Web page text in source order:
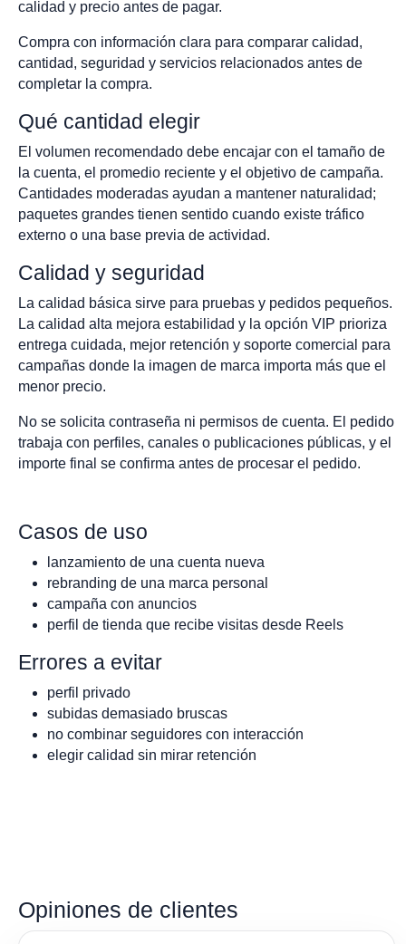
calidad y precio antes de pagar.
Compra con información clara para comparar calidad,
cantidad, seguridad y servicios relacionados antes de
completar la compra.
Qué cantidad elegir
El volumen recomendado debe encajar con el tamaño de
la cuenta, el promedio reciente y el objetivo de campaña.
Cantidades moderadas ayudan a mantener naturalidad;
paquetes grandes tienen sentido cuando existe tráfico
externo o una base previa de actividad.
Calidad y seguridad
La calidad básica sirve para pruebas y pedidos pequeños.
La calidad alta mejora estabilidad y la opción VIP prioriza
entrega cuidada, mejor retención y soporte comercial para
campañas donde la imagen de marca importa más que el
menor precio.
No se solicita contraseña ni permisos de cuenta. El pedido
trabaja con perfiles, canales o publicaciones públicas, y el
importe final se confirma antes de procesar el pedido.
Casos de uso
lanzamiento de una cuenta nueva
rebranding de una marca personal
campaña con anuncios
perfil de tienda que recibe visitas desde Reels
Errores a evitar
perfil privado
subidas demasiado bruscas
no combinar seguidores con interacción
elegir calidad sin mirar retención
Opiniones de clientes